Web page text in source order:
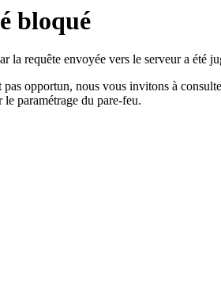
bloqué
la requête envoyée vers le serveur a été
opportun, nous vous invitons à
paramétrage du pare-feu.